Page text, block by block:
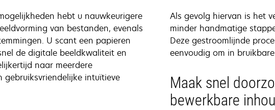
hebt u nauwkeurigere
van bestanden, evenals
U scant een papieren
de digitale beeldkwaliteit en
naar meerdere
gebruiksvriendelijke intuïtieve
Als gevolg hiervan is het
minder handmatige
Deze gestroomlijnde
eenvoudig om in
Maak snel
bewerkbare